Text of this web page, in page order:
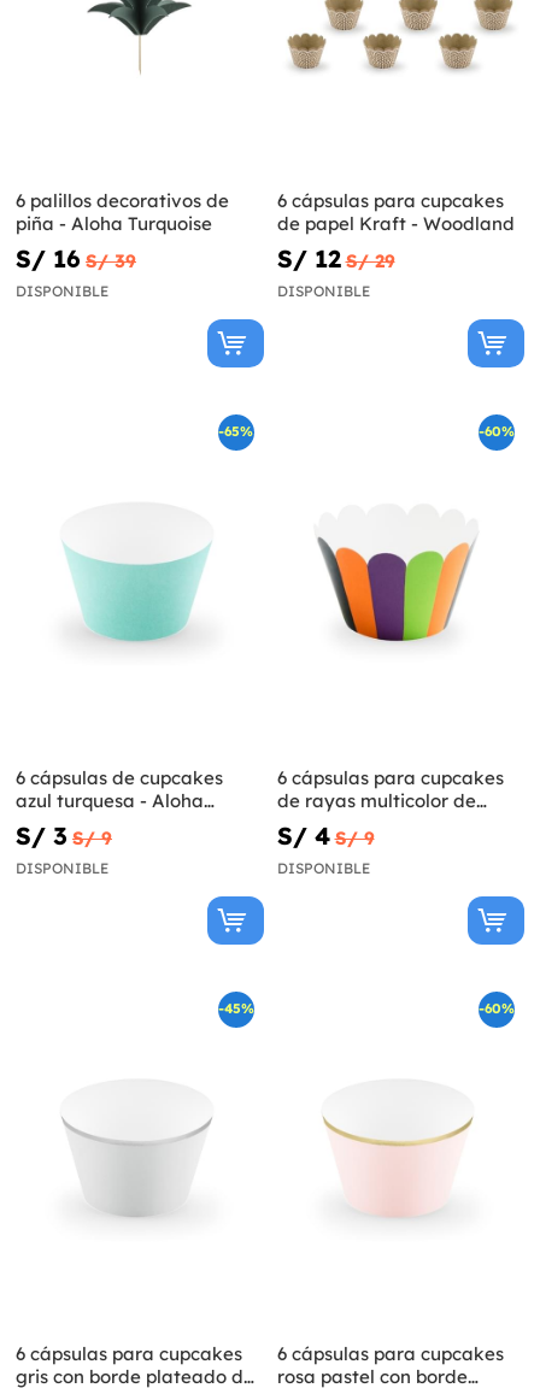
6 palillos decorativos de
piña - Aloha Turquoise
S/ 16 S/ 39
DISPONIBLE
6 cápsulas para cupcakes
de papel Kraft - Woodland
S/ 12 S/ 29
DISPONIBLE
-65%
6 cápsulas de cupcakes
azul turquesa - Aloha
Turquoise
S/ 3 S/ 9
DISPONIBLE
-60%
6 cápsulas para cupcakes
de rayas multicolor de
papel - Hocus Pocus
Collection
S/ 4 S/ 9
DISPONIBLE
-45%
6 cápsulas para cupcakes
gris con borde plateado de
-60%
6 cápsulas para cupcakes
rosa pastel con borde